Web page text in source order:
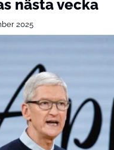
nästa vecka
2025